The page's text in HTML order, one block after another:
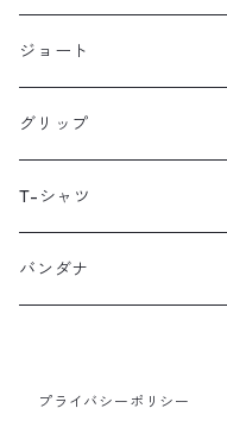
Loophole Bags
Lords Luggage
LUGS NOT DRUGS
MECHANIX WEAR
Nerpa Gear
ジョート
グリップ
T-シャツ
バンダナ
プライバシーポリシー